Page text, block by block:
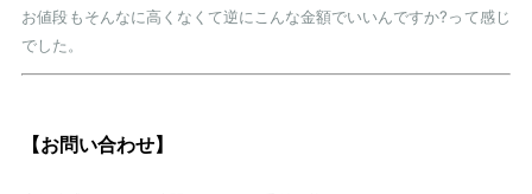
お値段もそんなに高くなくて逆にこんな金額でいいんですか?って感じ
でした。
【お問い合わせ】